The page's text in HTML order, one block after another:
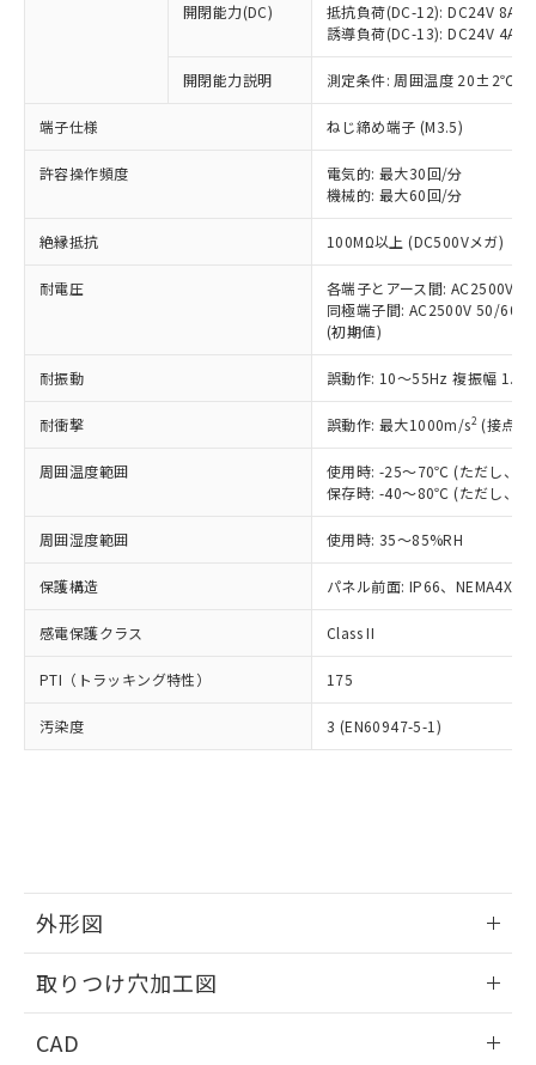
開閉能力(DC)
抵抗負荷(DC-12): DC24V 8A/
誘導負荷(DC-13): DC24V 4A/
開閉能力説明 測定条件: 周囲温度 20±2℃、
端子仕様 ねじ締め端子 (M3.5)
許容操作頻度
電気的: 最大30回/分
機械的: 最大60回/分
絶縁抵抗 100MΩ以上 (DC500Vメガ)
耐電圧
各端子とアース間: AC2500V
同極端子間: AC2500V 50/
(初期値)
耐振動 誤動作: 10～55Hz 複振幅
耐衝撃 誤動作: 最大1000m/s2 (接点
周囲温度範囲
使用時: -25～70℃ (ただし、氷
保存時: -40～80℃ (ただし、氷
周囲湿度範囲 使用時: 35～85%RH
保護構造 パネル前面: IP66、NEMA4X,
感電保護クラス Class II
PTI（トラッキング特性） 175
汚染度 3 (EN60947-5-1)
外形図
取りつけ穴加工図
CAD
以下の条件をお読みいただき、同意のうえ
ご利用ください。
本サービスは、当社制御機器事業取扱
商品の当社在庫状況および標準価格
(税抜)を提供させていただくもので
当社制御機器事業取扱商品の中には、
本サービスの対象外となる商品もある
ことをご了承ください。
在庫状況および標準価格照会結果は、
記載している更新日時点での社内デー
タに基づき作成されるものであり、閲
覧された時点での実際の在庫および標
準価格とは異なる場合があることをご
正式な納期状況および標準価格はお客
様のお取引先、またはお客様担当のオ
ムロン制御機器販売店・当社販売員に
オムロン制御機器販売店や当社販売拠
販売ネットワーク
」をご確認
在庫状況および標準価格結果を当社の
事前の承諾なく第三者に漏洩または開
示しないようお願いします。
マイパーツ機能（部品リスト作成サー
ビス）をご利用いただくには、I-Web
品・サービスに関するお客様との取
の共同利用に関して"
用者の範囲」に記載されている法人を
対応予定なし：EU RoHS指令（10物質）の
非含有に非対応の商品で、対応品を出す予
調査・確認中：EU RoHS指令（10物質）の
非含有の対応状況を調査中または確認中の
商品です。
非該当品：ライセンス料など無形物で、有
害物質有無と関係のない商品です。
仕入先様の事情により、非含有部品として
いたものが、含有品と判明した場合などや
むを得ず変更することがあります。
鉛(Pb) 1000ppm以下、 水銀(Hg) 1000ppm以下、 カド
六価クロム(Cr(Ⅵ)) 1000ppm以下、ポリ臭化ビフェニル
類(PBB) 1000ppm以下、ポリ臭化ジフェニルエーテル類
ルベンジル（BBP） 1000ppm以下、フタル酸ジブチル
（DBP） 1000ppm以下、フタル酸ジイソブチル
但し、RoHS指令で産業用監視および制御機器に対する
適用除外項目は除く。
フタル酸エステル類の４物質については閾値を超える意
図的な使用がないことを確認しています。
部品在庫の切り替え状況などにより、予定
月が前後することがあります。
EU RoHS指令（10物質）の非含有証明書
51物質の非含有証明書（当社基準）
※本証明書は発行日時点で非含有を証明す
「○」：最大均質材料含有率が中国RoHSの
基準値以下であることを示します。
「×」：最大均質材料含有率が中国RoHSの
基準値を超えていることを示します。
「－」：未確認です。当社販売部門へお問
*中国RoHS10物質の基準値 (GB/T26572)：
Pb(鉛) :1000ppm、 Hg(水銀) : 1000ppm、 Cd(カドミウ
Cr(Ⅵ)(六価クロム) : 1000ppm、 PBBs(ポリ臭化ビフェ
ニル類) : 1000ppm、 PBDEs(ポリ臭化ジフェニルエーテ
ル類) : 1000ppm、
DBP(フタル酸ジブチル) : 1000ppm、 DIBP(フタル酸ジ
イソブチル) : 1000ppm、 BBP(フタル酸ブチルベンジ
DEHP(フタル酸ビス(2-エチルヘキシル)) : 1000ppm
「ｅ」：有害物質（10物質）のすべてが基
準値以下であることを示します。
「10」：通常の使用状況下において有害物
質が外部に漏えいし、環境に深刻な影響を
及ぼさない年数を意味します。
当社は、これら貴社製品のうち、外国
為替および外国貿易法に定める商品
（以下｢規制貨物等」という）を輸出
または国外への提供する場合は、日本
国政府の輸出許可(または役務取引許
可)を取得するなどの必要な手続きを
当社は規制貨物を破棄する場合は、完
全に破砕するなど、違法に輸出されな
いよう必要な手段を講じます。
当社は貴社製品を、核兵器、ミサイ
ル、化学兵器、生物兵器またはその他
武器並びにこれらの製造装置等に一切
当社は、貴社製品を第三者に販売する
場合は、上記1、2および3の内容を当
該第三者に通知します。また当社は、
販売先および販売に係わる関係者が違
法に輸出するおそれがある場合は、取
り引きをいたしません。
一定数以上の在庫あり
一定数には満たないが在庫あり
在庫なし(最新の在庫状況につ
いては、お客様のお取引先、ま
たはお客様担当のオムロン制御
機器販売店・当社販売員にご確
受注生産機種、また在庫状況の
情報を公開していない機種